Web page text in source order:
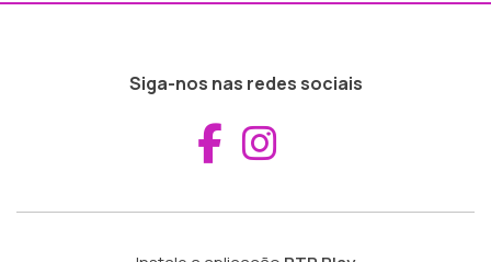
Siga-nos nas redes sociais
Aceder ao